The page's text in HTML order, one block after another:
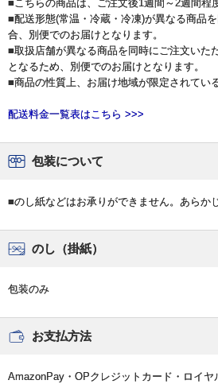
■こちらの商品は、ご注文後1週間～2週間程
■配送形態(常温・冷蔵・冷凍)が異なる商品
合、別便でのお届けとなります。
■取扱店舗が異なる商品を同時にご注文いた
となるため、別便でのお届けとなります。
■商品の性質上、お届け地域が限定されてい
配送料金一覧表はこちら >>>
包装について
■のし紙などはお承りができません。あらか
のし（掛紙）
包装のみ
お支払方法
AmazonPay・OPクレジットカード・ロイ